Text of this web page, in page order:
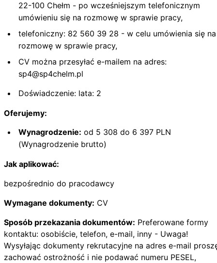
22-100 Chełm - po wcześniejszym telefonicznym
umówieniu się na rozmowę w sprawie pracy,
telefoniczny: 82 560 39 28 - w celu umówienia się na
rozmowę w sprawie pracy,
CV można przesyłać e-mailem na adres:
sp4@sp4chelm.pl
Doświadczenie: lata: 2
Oferujemy:
Wynagrodzenie: od 5 308 do 6 397 PLN
(Wynagrodzenie brutto)
Jak aplikować:
bezpośrednio do pracodawcy
Wymagane dokumenty: CV
Sposób przekazania dokumentów: Preferowane formy
kontaktu: osobiście, telefon, e-mail, inny - Uwaga!
Wysyłając dokumenty rekrutacyjne na adres e-mail
zachować ostrożność i nie podawać numeru PESEL,